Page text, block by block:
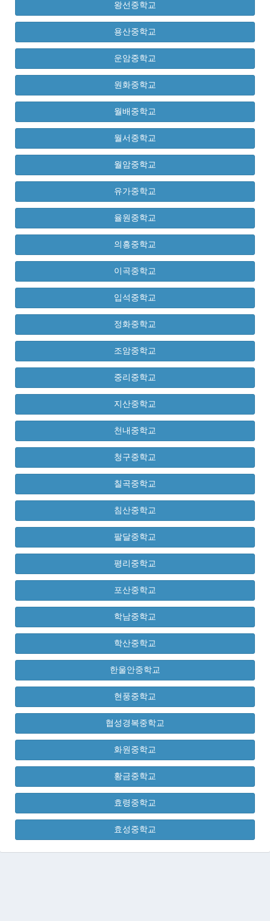
왕선중학교
용산중학교
운암중학교
원화중학교
월배중학교
월서중학교
월암중학교
유가중학교
율원중학교
의흥중학교
이곡중학교
입석중학교
정화중학교
조암중학교
중리중학교
지산중학교
천내중학교
청구중학교
칠곡중학교
침산중학교
팔달중학교
평리중학교
포산중학교
학남중학교
학산중학교
한울안중학교
현풍중학교
협성경복중학교
화원중학교
황금중학교
효령중학교
효성중학교